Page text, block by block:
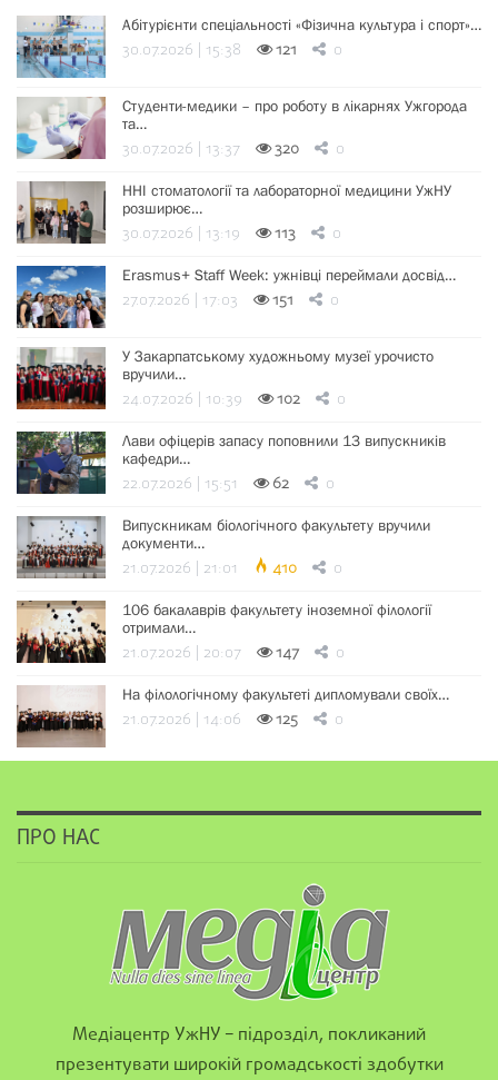
Абітурієнти спеціальності «Фізична культура і спорт»…
30.07.2026 | 15:38 121 0
Студенти-медики – про роботу в лікарнях Ужгорода
та…
30.07.2026 | 13:37 320 0
ННІ стоматології та лабораторної медицини УжНУ
розширює…
30.07.2026 | 13:19 113 0
Erasmus+ Staff Week: ужнівці переймали досвід…
27.07.2026 | 17:03 151 0
У Закарпатському художньому музеї урочисто
вручили…
24.07.2026 | 10:39 102 0
Лави офіцерів запасу поповнили 13 випускників
кафедри…
22.07.2026 | 15:51 62 0
Випускникам біологічного факультету вручили
документи…
21.07.2026 | 21:01 410 0
106 бакалаврів факультету іноземної філології
отримали…
21.07.2026 | 20:07 147 0
На філологічному факультеті дипломували своїх…
21.07.2026 | 14:06 125 0
ПРО НАС
Медіацентр УжНУ – підрозділ, покликаний
презентувати широкій громадськості здобутки